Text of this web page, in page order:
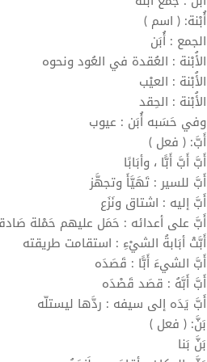
أُبْنة: ( اسم )
الجمع : أُبَن
الأُبْنة : العُقدة في العُود ونحوه
الأُبْنة : العيْب
الأُبْنة : الحِقد
وفي حَسَبه أُبَن : عيوب
أَبَّ: ( فعل )
أَبَّ أَبَّ أَبًّا ، وأبَابًا
أَبَّ للسير : تَهَيَّأَ وتجهَّز
أَبَّ إليه : اشتاق ونَزَع
أَبَّ على أعدائه : حَمَل عليهم حَمْلة
أَبَّتْ أبَابةُ الشيْءِ : استقامت طريقته
أَبَّ الشيءَ أَبًّا : قَصَدَه
أَبَّ أَبَّهُ : قصَد قَصْدَه
أَبَّ يَدَه إلى سيفه : ردَّها ليستلّه
بَنَّ: ( فعل )
بَنَّ بَنا